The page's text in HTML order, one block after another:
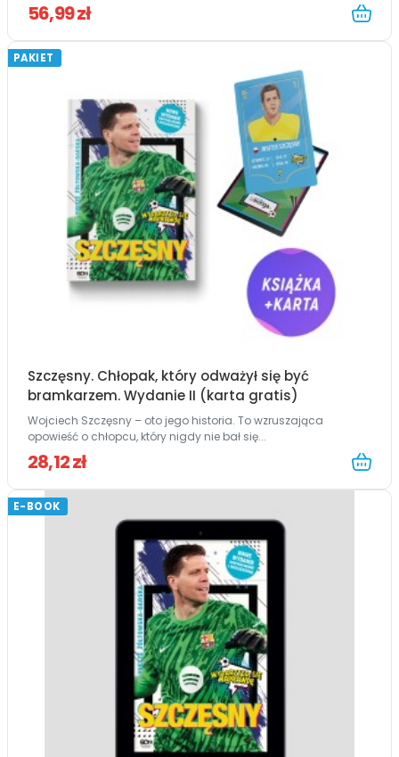
56,99 zł
PAKIET
Szczęsny. Chłopak, który odważył się być
bramkarzem. Wydanie II (karta gratis)
Wojciech Szczęsny – oto jego historia. To wzruszająca
opowieść o chłopcu, który nigdy nie bał się...
28,12 zł
E-BOOK